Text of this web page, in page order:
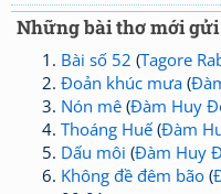
Những bài thơ mới
Bài số 52 (Tagore
Đoản khúc mưa (
Nón mê (Đàm Huy
Thoáng Huế (Đàm
Dấu môi (Đàm Huy
Không đề đêm bão (